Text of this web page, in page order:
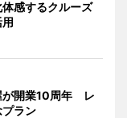
感するクルーズ
が開業10周年 レ
ラン